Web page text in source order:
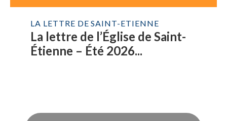
LA LETTRE DE SAINT-ETIENNE
La lettre de l’Église de Saint-
Étienne – Été 2026...